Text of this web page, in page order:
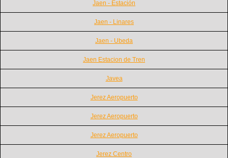
Jaen - Estación
Jaen - Linares
Jaen - Ubeda
Jaen Estacion de Tren
Javea
Jerez Aeropuerto
Jerez Aeropuerto
Jerez Aeropuerto
Jerez Centro